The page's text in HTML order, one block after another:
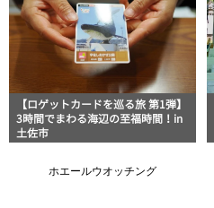
【ロゲットカードを巡る旅 第1弾】
3時間でまわる海辺の至福時間！in
土佐市
ホエールウオッチング